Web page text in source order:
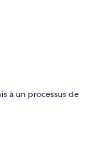
à un processus de